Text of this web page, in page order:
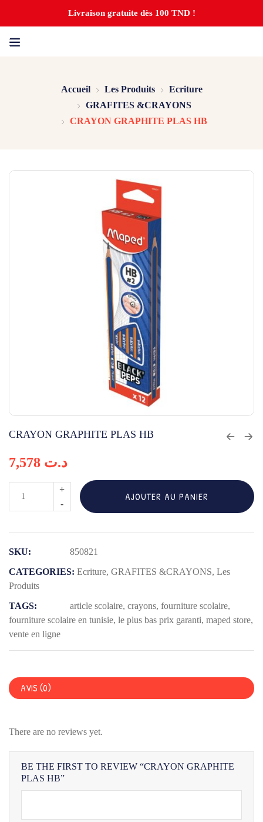
Livraison gratuite dès 100 TND !
Accueil Les Produits
Ecriture
GRAFITES &CRAYONS
CRAYON GRAPHITE PLAS HB
CRAYON GRAPHITE PLAS HB
د.ت
PLAS
HB
AJOUTER AU PANIER
SKU:
850821
CATEGORIES: Ecriture, GRAFITES &CRAYONS, Les
Produits
TAGS:
article scolaire, crayons, fourniture scolaire,
fourniture scolaire en tunisie, le plus bas prix garanti, maped store,
vente en ligne
AVIS (0)
There are no reviews yet.
BE THE FIRST TO REVIEW “CRAYON GRAPHITE
PLAS HB”